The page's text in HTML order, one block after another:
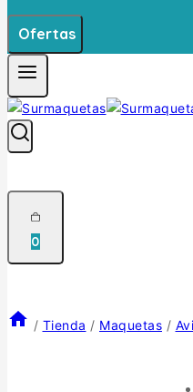
Ofertas
0
/ Tienda / Maquetas /